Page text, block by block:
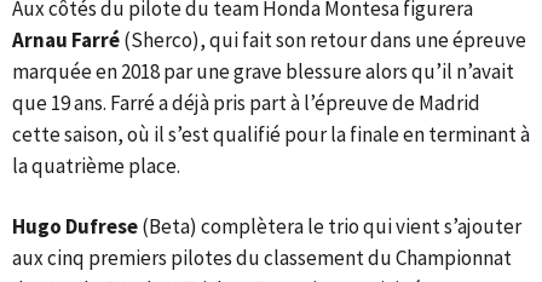
Aux côtés du pilote du team Honda Montesa figurera
Arnau Farré(Sherco), qui fait son retour dans une épreuve
marquée en 2018 par une grave blessure alors qu’il n’avait
que 19 ans. Farré a déjà pris part à l’épreuve de Madrid
cette saison, où il s’est qualifié pour la finale en terminant à
la quatrième place.
Hugo Dufrese(Beta) complètera le trio qui vient s’ajouter
aux cinq premiers pilotes du classement du Championnat